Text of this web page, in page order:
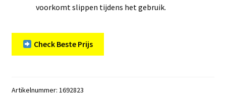
voorkomt slippen tijdens het gebruik.
Check Beste Prijs
Artikelnummer: 1692823